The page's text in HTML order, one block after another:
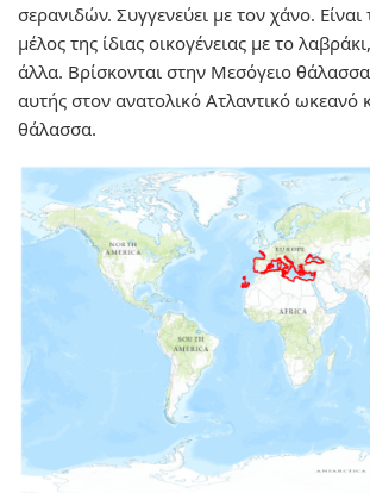
σερανιδών. Συγγενεύει με τον χάνο. Είναι
μέλος της ίδιας οικογένειας με το
άλλα. Βρίσκονται στην Μεσόγειο
αυτής στον ανατολικό Ατλαντικό
θάλασσα.